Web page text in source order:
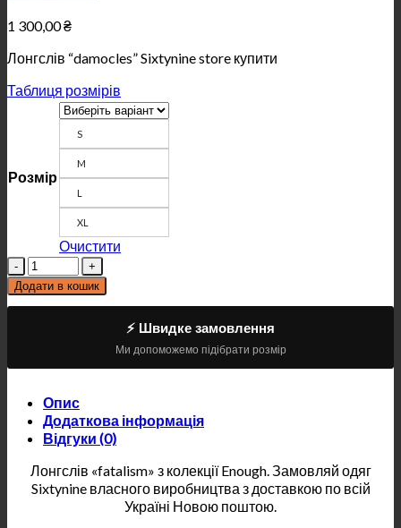
1 300,00₴
Лонгслів “damocles” Sixtynine store купити
Таблиця розмірів
Розмір
S
M
L
XL
Очистити
Кількість
Додати в кошик
⚡ Швидке замовлення
Ми допоможемо підібрати розмір
Опис
Додаткова інформація
Відгуки (0)
Лонгслів «fatalism» з колекції Enough. Замовляй одяг
Sixtynine власного виробництва з доставкою по всій
Україні Новою поштою.